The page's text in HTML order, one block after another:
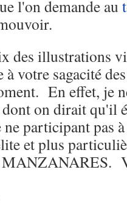
l'on demande au
des illustrations
votre sagacité
En effet, je
dont on dirait qu'il
participant pas
et plus